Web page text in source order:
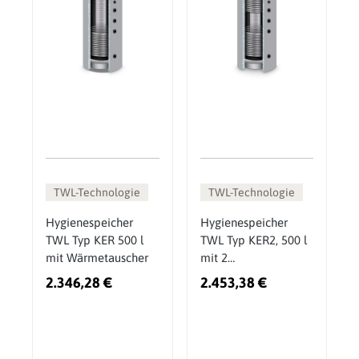
TWL-Technologie
Hygienespeicher
TWL Typ KER 500 l
mit Wärmetauscher
2.346,28 €
TWL-Technologie
Hygienespeicher
TWL Typ KER2, 500 l
mit 2
Wärmetauschern
2.453,38 €